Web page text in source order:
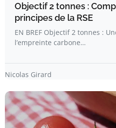
Objectif 2 tonnes :
principes de la RSE
EN BREF Objectif 2 tonnes :
l’empreinte carbone…
Nicolas Girard